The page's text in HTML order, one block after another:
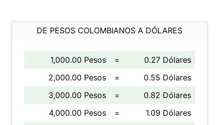
DE PESOS COLOMBIANOS A DÓLARES
1,000.00 Pesos =
0.27 Dólares
2,000.00 Pesos
=
0.55 Dólares
3,000.00 Pesos
=
0.82 Dólares
4,000.00 Pesos
=
1.09 Dólares